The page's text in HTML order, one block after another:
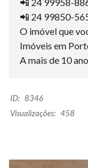
📲 24 99958-
📲 24 99850-
O imóvel que
Imóveis em
A mais de 10
ID: 8346
Visualizações: 458